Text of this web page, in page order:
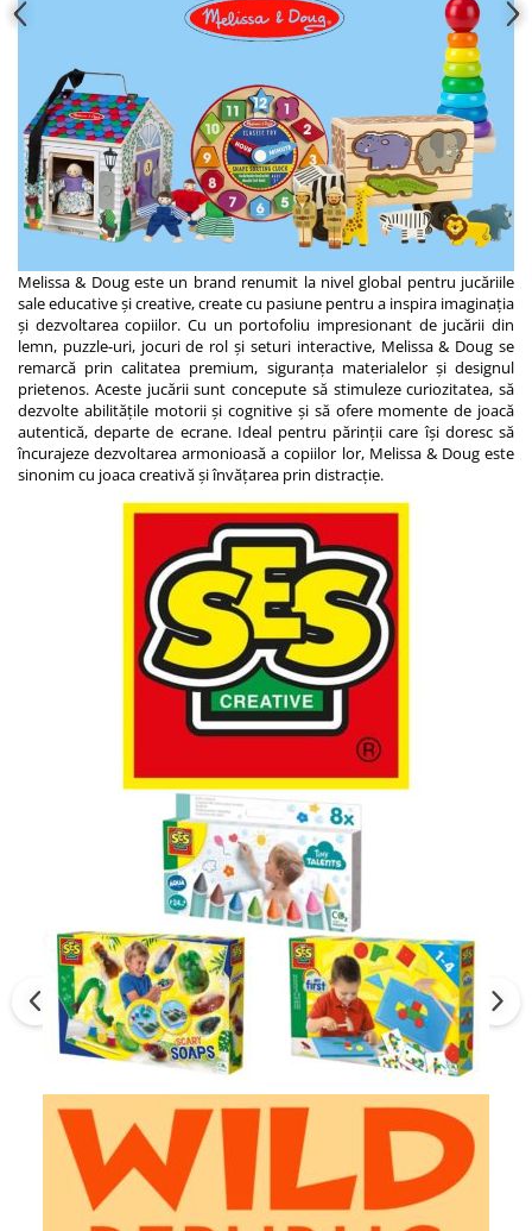
Melissa & Doug este un brand renumit la nivel global pentru jucăriile
sale educative și creative, create cu pasiune pentru a inspira imaginația
și dezvoltarea copiilor. Cu un portofoliu impresionant de jucării din
lemn, puzzle-uri, jocuri de rol și seturi interactive, Melissa & Doug se
remarcă prin calitatea premium, siguranța materialelor și designul
prietenos. Aceste jucării sunt concepute să stimuleze curiozitatea, să
dezvolte abilitățile motorii și cognitive și să ofere momente de joacă
autentică, departe de ecrane. Ideal pentru părinții care își doresc să
încurajeze dezvoltarea armonioasă a copiilor lor, Melissa & Doug este
sinonim cu joaca creativă și învățarea prin distracție.